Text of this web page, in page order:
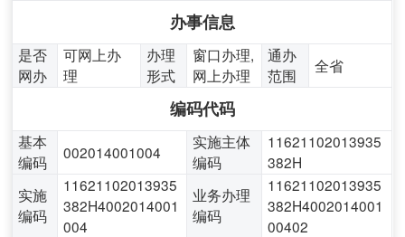
办事信息
是否
网办
可网上办
理
办理
形式
窗口办理,
网上办理
通办
范围
全省
编码代码
基本
编码
002014001004
实施主体
编码
11621102013935
382H
实施
编码
11621102013935
382H4002014001
004
业务办理
编码
11621102013935
382H4002014001
00402